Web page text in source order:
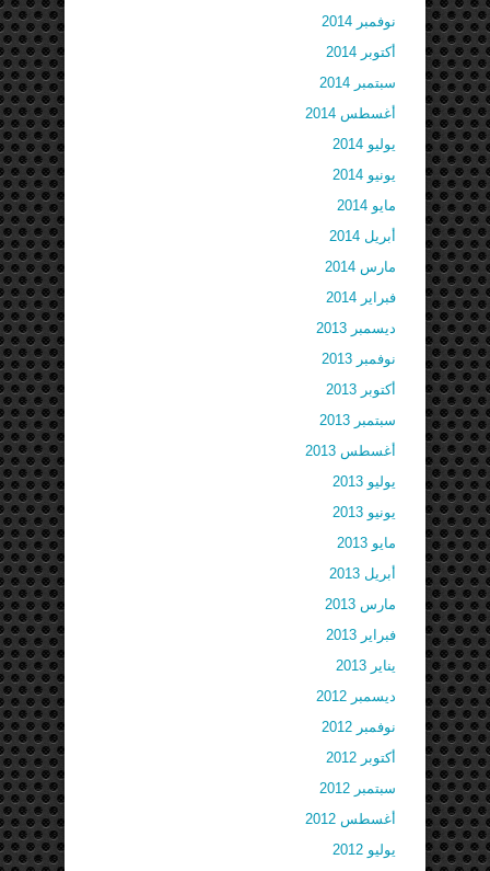
نوفمبر 2014
أكتوبر 2014
سبتمبر 2014
أغسطس 2014
يوليو 2014
يونيو 2014
مايو 2014
أبريل 2014
مارس 2014
فبراير 2014
ديسمبر 2013
نوفمبر 2013
أكتوبر 2013
سبتمبر 2013
أغسطس 2013
يوليو 2013
يونيو 2013
مايو 2013
أبريل 2013
مارس 2013
فبراير 2013
يناير 2013
ديسمبر 2012
نوفمبر 2012
أكتوبر 2012
سبتمبر 2012
أغسطس 2012
يوليو 2012